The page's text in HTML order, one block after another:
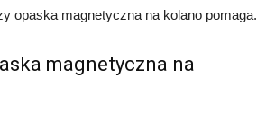
opaska magnetyczna na kolano pomaga.
magnetyczna na